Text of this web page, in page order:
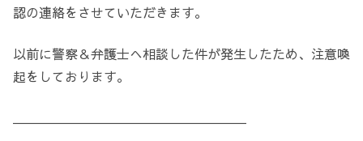
認の連絡をさせていただきます。
以前に警察＆弁護士へ相談した件が発生したため、注意喚
起をしております。